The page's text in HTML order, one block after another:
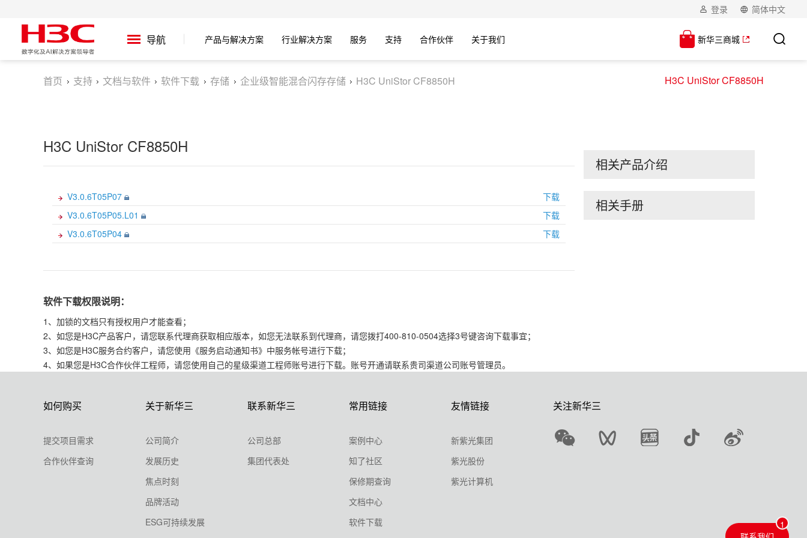
登录 简体中文
导航 产品与解决方案 行业解决方案 服务 支持 合作伙伴 关于我们 新华三商城
H3C UniStor CF8850H
首页 支持 文档与软件 软件下载 存储 企业级智能混合闪存存储 H3C UniStor CF8850H
H3C UniStor CF8850H
V3.0.6T05P07
下载
V3.0.6T05P05.L01
下载
V3.0.6T05P04
下载
软件下载权限说明：
1、加锁的文档只有授权用户才能查看；
2、如您是H3C产品客户，请您联系代理商获取相应版本，如您无法联系到代理商，请您拨打400-810-0504选择3号键咨询下载事宜；
3、如您是H3C服务合约客户，请您使用《服务启动通知书》中服务帐号进行下载；
4、如果您是H3C合作伙伴工程师，请您使用自己的星级渠道工程师账号进行下载。账号开通请联系贵司渠道公司账号管理员。
相关产品介绍
相关手册
如何购买
提交项目需求
合作伙伴查询
关于新华三
公司简介
发展历史
焦点时刻
品牌活动
ESG可持续发展
联系新华三
公司总部
集团代表处
常用链接
案例中心
知了社区
保修期查询
文档中心
软件下载
友情链接
新紫光集团
紫光股份
紫光计算机
关注新华三